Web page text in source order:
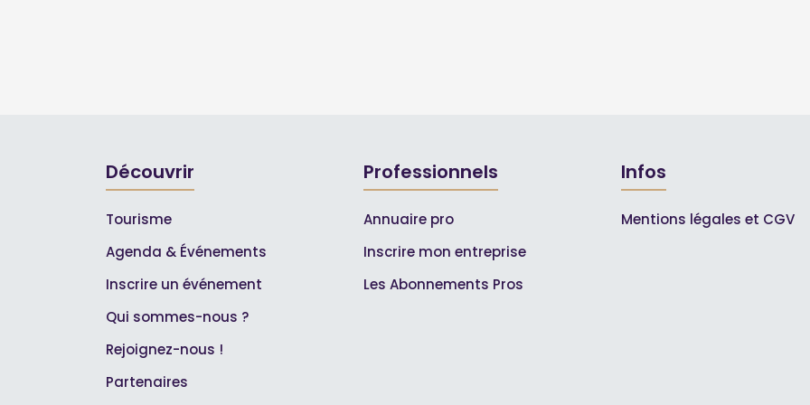
Découvrir
Tourisme
Agenda & Événements
Inscrire un événement
Qui sommes-nous ?
Rejoignez-nous !
Partenaires
Professionnels
Annuaire pro
Inscrire mon entreprise
Les Abonnements Pros
Infos
Mentions légales et CGV